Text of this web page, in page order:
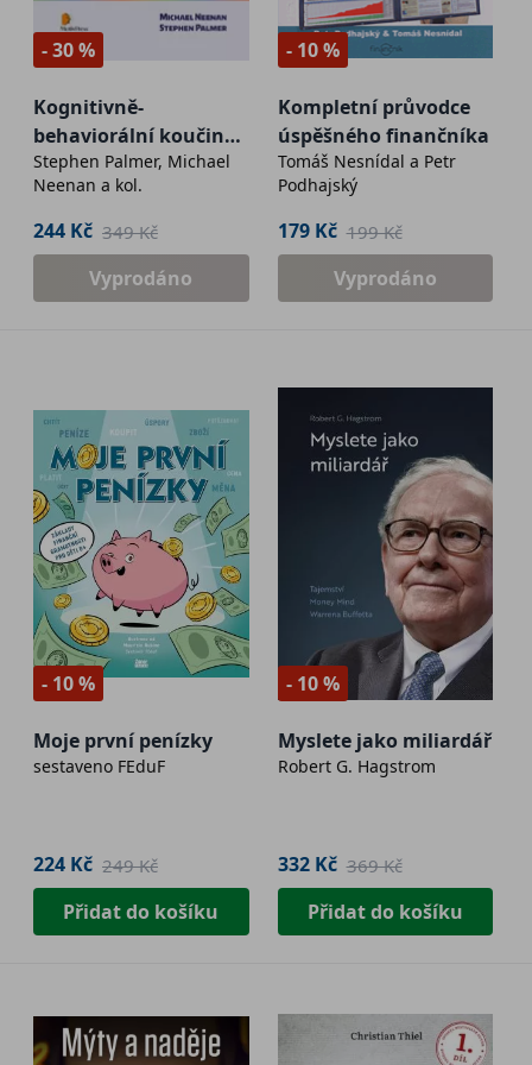
- 30 %
Kognitivně-
behaviorální koučink
v praxi
Stephen Palmer, Michael
Neenan a kol.
244 Kč 349 Kč
Vyprodáno
- 10 %
Kompletní průvodce
úspěšného finančníka
Tomáš Nesnídal a Petr
Podhajský
179 Kč 199 Kč
Vyprodáno
- 10 %
Moje první penízky
sestaveno FEduF
224 Kč 249 Kč
Přidat do košíku
- 10 %
Myslete jako miliardář
Robert G. Hagstrom
332 Kč 369 Kč
Přidat do košíku